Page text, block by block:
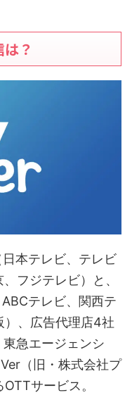
？
本テレビ、テレビ
フジテレビ）と、
テレビ、関西テ
）、広告代理店4社
東急エージェンシ
（旧・株式会社プ
サービス。